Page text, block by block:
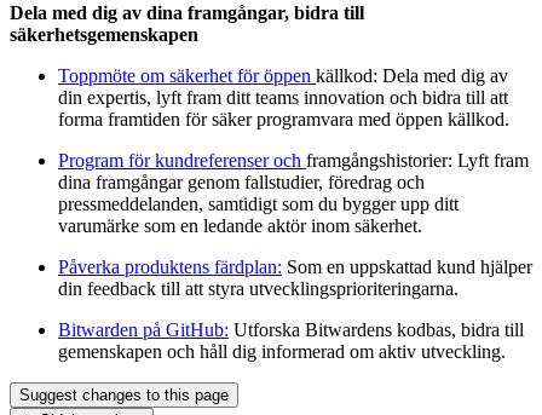
Dela med dig av dina framgångar, bidra till
säkerhetsgemenskapen
Toppmöte om säkerhet för öppen källkod: Dela med dig av
din expertis, lyft fram ditt teams innovation och bidra till att
forma framtiden för säker programvara med öppen källkod.
Program för kundreferenser och framgångshistorier: Lyft fram
dina framgångar genom fallstudier, föredrag och
pressmeddelanden, samtidigt som du bygger upp ditt
varumärke som en ledande aktör inom säkerhet.
Påverka produktens färdplan: Som en uppskattad kund hjälper
din feedback till att styra utvecklingsprioriteringarna.
Bitwarden på GitHub: Utforska Bitwardens kodbas, bidra till
gemenskapen och håll dig informerad om aktiv utveckling.
Suggest changes to this page